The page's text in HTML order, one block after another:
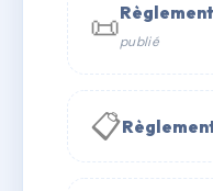
✉ Email
📜publié
📋